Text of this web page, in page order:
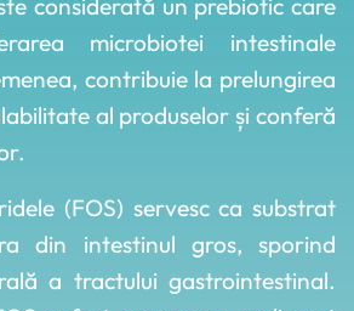
considerată un prebiotic care
microbiotei intestinale
contribuie la prelungirea
al produselor și conferă
(FOS) servesc ca substrat
din intestinul gros, sporind
a tractului gastrointestinal.